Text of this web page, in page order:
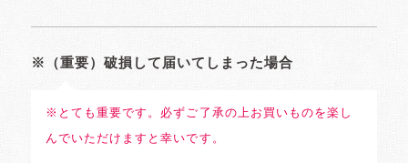
※（重要）破損して届いてしまった場合
※とても重要です。必ずご了承の上お買いものを楽し
んでいただけますと幸いです。